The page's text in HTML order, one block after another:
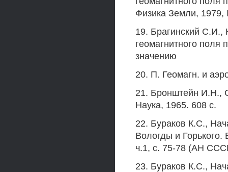
Физика Земли,
19. Брагинский
геомагнитного поля
значению
20. П. Геомагн. и
21. Бронштейн И.Н.,
Наука, 1965. 608 с.
22. Бураков К.С.,
Вологды и Горького.
ч.1, с. 75-78 (АН
23. Бураков К.С.,